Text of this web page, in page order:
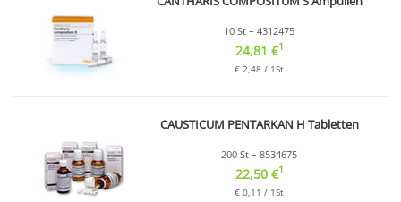
10 St – 4312475
24,81 €1
€ 2,48 / 1St
CAUSTICUM PENTARKAN H Tabletten
200 St – 8534675
22,50 €1
€ 0,11 / 1St